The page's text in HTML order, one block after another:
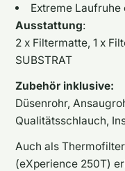
Extreme
Ausstattung:
2 x Filtermatte, 1 x
SUBSTRAT
Zubehör inklusive:
Düsenrohr,
Qualitätsschlauch,
Auch als
(eXperience 250T)